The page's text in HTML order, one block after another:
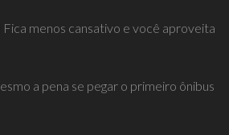
menos cansativo e você aproveita
a pena se pegar o primeiro ônibus